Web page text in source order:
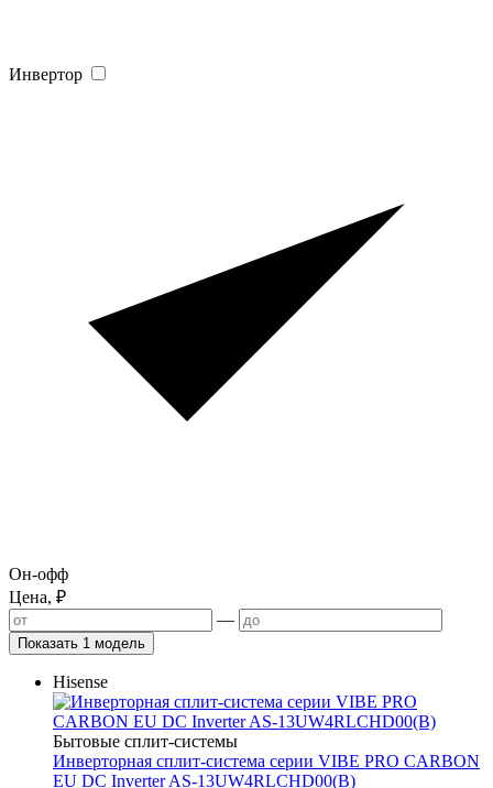
Инвертор
Он-офф
Цена, ₽
—
Показать 1 модель
Hisense
Бытовые сплит-системы
Инверторная сплит-система серии VIBE PRO CARBON
EU DC Inverter AS-13UW4RLCHD00(B)